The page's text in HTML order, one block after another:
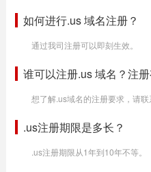
如何进行.us 域名注册？
通过我司注册可以即刻生效。
谁可以注册.us 域名？注
想了解.us域名的注册要求，请联
.us注册期限是多长？
.us注册期限从1年到10年不等。